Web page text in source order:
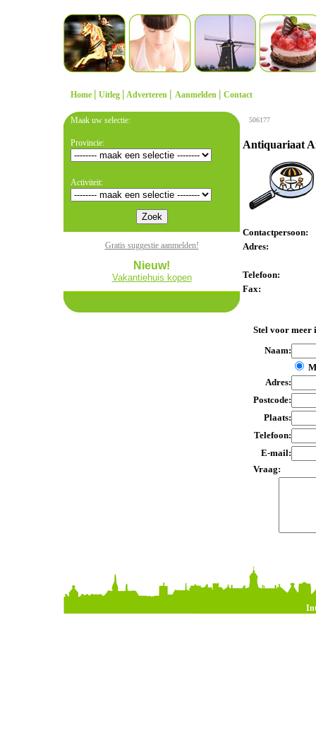
Home | Uitleg | Adverteren | Aanmelden | Contact
Maak uw selectie:
Provincie:
Activiteit:
Gratis suggestie aanmelden!
Nieuw!
Vakantiehuis kopen
506177
Antiquariaat
Contactpersoon:
Adres:
Telefoon:
Fax:
Stel voor meer
Naam:
Adres:
Postcode:
Plaats:
Telefoon:
E-mail:
Vraag: